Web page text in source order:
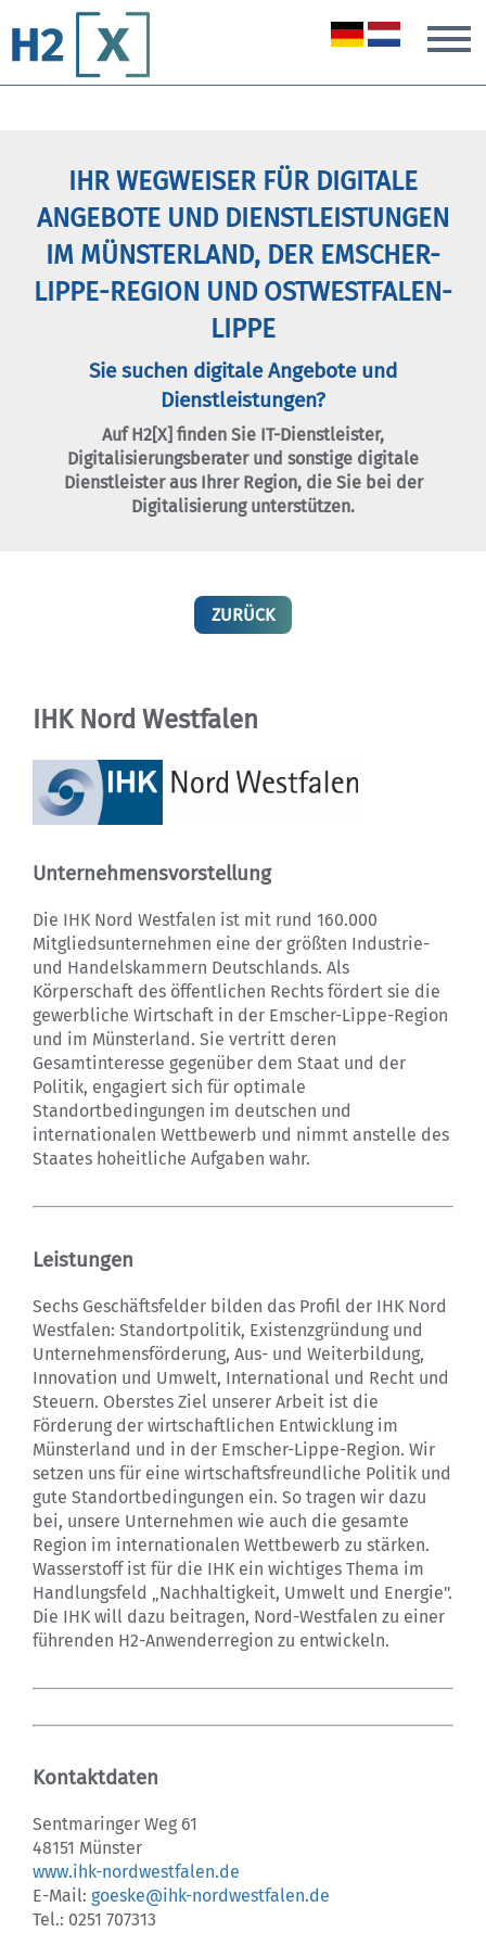
IHR WEGWEISER FÜR DIGITALE
ANGEBOTE UND DIENSTLEISTUNGEN
IM MÜNSTERLAND, DER EMSCHER-
LIPPE-REGION UND OSTWESTFALEN-
LIPPE
Sie suchen digitale Angebote und
Dienstleistungen?
Auf H2[X] finden Sie IT-Dienstleister,
Digitalisierungsberater und sonstige digitale
Dienstleister aus Ihrer Region, die Sie bei der
Digitalisierung unterstützen.
ZURÜCK
IHK Nord Westfalen
Unternehmensvorstellung
Die IHK Nord Westfalen ist mit rund 160.000
Mitgliedsunternehmen eine der größten Industrie-
und Handelskammern Deutschlands. Als
Körperschaft des öffentlichen Rechts fördert sie die
gewerbliche Wirtschaft in der Emscher-Lippe-Region
und im Münsterland. Sie vertritt deren
Gesamtinteresse gegenüber dem Staat und der
Politik, engagiert sich für optimale
Standortbedingungen im deutschen und
internationalen Wettbewerb und nimmt anstelle des
Staates hoheitliche Aufgaben wahr.
Leistungen
Sechs Geschäftsfelder bilden das Profil der IHK Nord
Westfalen: Standortpolitik, Existenzgründung und
Unternehmensförderung, Aus- und Weiterbildung,
Innovation und Umwelt, International und Recht und
Steuern. Oberstes Ziel unserer Arbeit ist die
Förderung der wirtschaftlichen Entwicklung im
Münsterland und in der Emscher-Lippe-Region. Wir
setzen uns für eine wirtschaftsfreundliche Politik und
gute Standortbedingungen ein. So tragen wir dazu
bei, unsere Unternehmen wie auch die gesamte
Region im internationalen Wettbewerb zu stärken.
Wasserstoff ist für die IHK ein wichtiges Thema im
Handlungsfeld „Nachhaltigkeit, Umwelt und Energie".
Die IHK will dazu beitragen, Nord-Westfalen zu einer
führenden H2-Anwenderregion zu entwickeln.
Kontaktdaten
Sentmaringer Weg 61
48151 Münster
www.ihk-nordwestfalen.de
E-Mail: goeske@ihk-nordwestfalen.de
Tel.: 0251 707313